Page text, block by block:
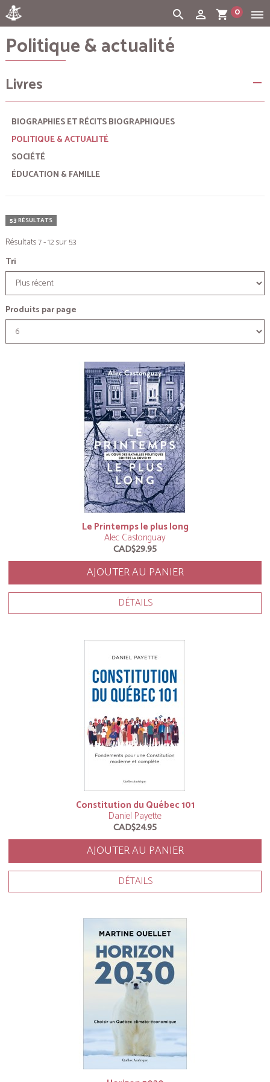
dehaze
shopping_cart 0
person_outline
search
Cart: (vide)
Politique & actualité
Livres remove
BIOGRAPHIES ET RÉCITS BIOGRAPHIQUES
POLITIQUE & ACTUALITÉ
SOCIÉTÉ
ÉDUCATION & FAMILLE
53 RÉSULTATS
Résultats 7 - 12 sur 53
Tri
Produits par page
Le Printemps le plus long
Alec Castonguay
CAD$29.95
AJOUTER AU PANIER
DÉTAILS
Constitution du Québec 101
Daniel Payette
CAD$24.95
AJOUTER AU PANIER
DÉTAILS